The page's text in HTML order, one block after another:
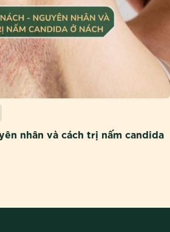
nhân và cách trị nấm candida